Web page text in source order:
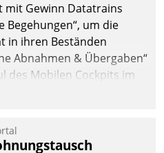
mit Gewinn Datatrains
Begehungen“, um die
in ihren Beständen
Abnahmen & Übergaben“
des Mobilen Cockpits im